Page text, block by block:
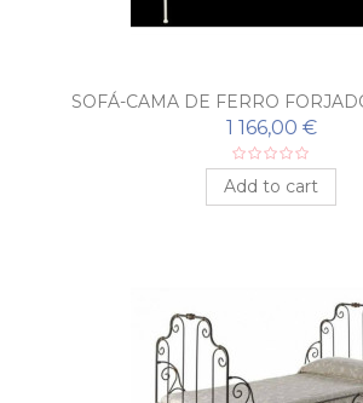
SOFÁ-CAMA DE FERRO
1 166,00 €
Add to cart